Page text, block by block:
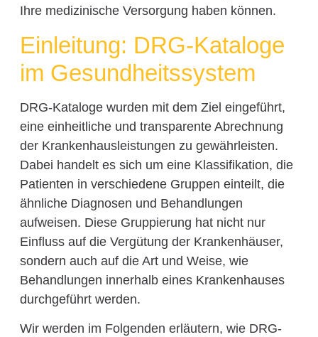
Ihre medizinische Versorgung haben können.
Einleitung: DRG-Kataloge
im Gesundheitssystem
DRG-Kataloge wurden mit dem Ziel eingeführt,
eine einheitliche und transparente Abrechnung
der Krankenhausleistungen zu gewährleisten.
Dabei handelt es sich um eine Klassifikation, die
Patienten in verschiedene Gruppen einteilt, die
ähnliche Diagnosen und Behandlungen
aufweisen. Diese Gruppierung hat nicht nur
Einfluss auf die Vergütung der Krankenhäuser,
sondern auch auf die Art und Weise, wie
Behandlungen innerhalb eines Krankenhauses
durchgeführt werden.
Wir werden im Folgenden erläutern, wie DRG-